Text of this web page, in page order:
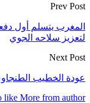
Prev Post
المغرب يتسلم أول
لتعزيز سلاحه الجوي
Next Post
عودة الخطيب
like More from author